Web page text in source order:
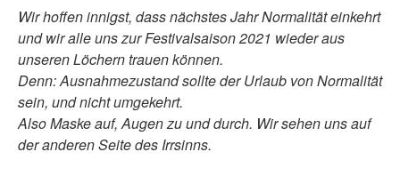
Wir hoffen innigst, dass nächstes Jahr Normalität einkehrt
und wir alle uns zur Festivalsaison 2021 wieder aus
unseren Löchern trauen können.
Denn: Ausnahmezustand sollte der Urlaub von Normalität
sein, und nicht umgekehrt.
Also Maske auf, Augen zu und durch. Wir sehen uns auf
der anderen Seite des Irrsinns.